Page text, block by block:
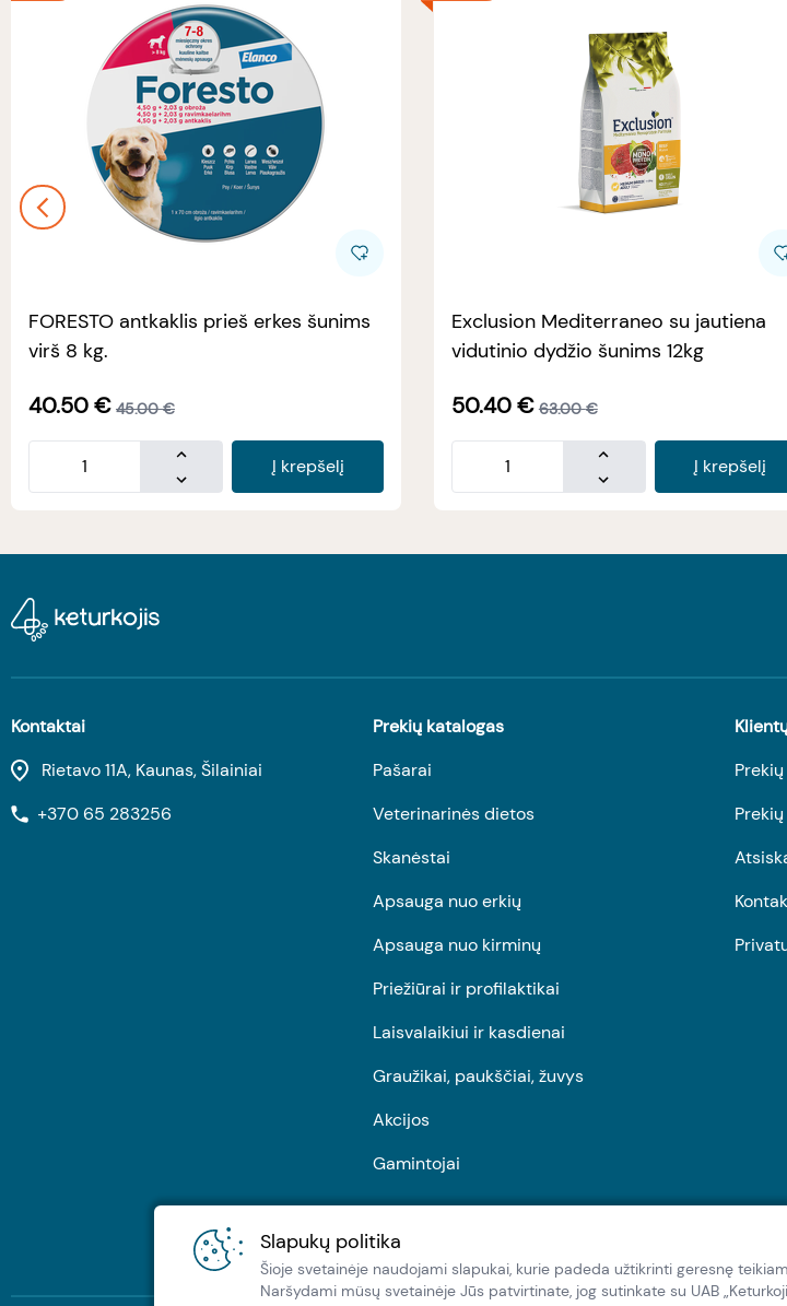
Slapukų politika
Šioje svetainėje naudojami slapukai, kurie padeda užtikrinti geresnę
Naršydami müsų svetainėje Jūs patvirtinate, jog sutinkate su UAB
FORESTO antkaklis prieš erkes šunims
virš 8 kg.
40.50€ 45.00 €
Į krepšelį
Exclusion Mediterraneo su jautiena
vidutinio dydžio šunims 12kg
50.40€ 63.00 €
Į krepšelį
Kontaktai
Rietavo 11A, Kaunas, Šilainiai
+370 65 283256
Prekių katalogas
Pašarai
Veterinarinės dietos
Skanėstai
Apsauga nuo erkių
Apsauga nuo kirminų
Priežiūrai ir profilaktikai
Laisvalaikiui ir kasdienai
Graužikai, paukščiai, žuvys
Akcijos
Gamintojai